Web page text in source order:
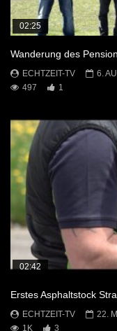
02:25
Wanderung des
ECHTZEIT-TV
6.
497
1
02:42
Erstes Asphaltstock
ECHTZEIT-TV
22.
1K
3